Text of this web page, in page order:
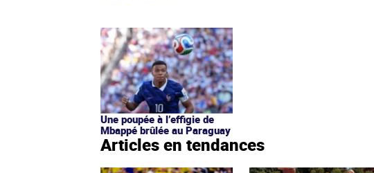
Une poupée à l’effigie de
Mbappé brûlée au Paraguay
Articles en tendances